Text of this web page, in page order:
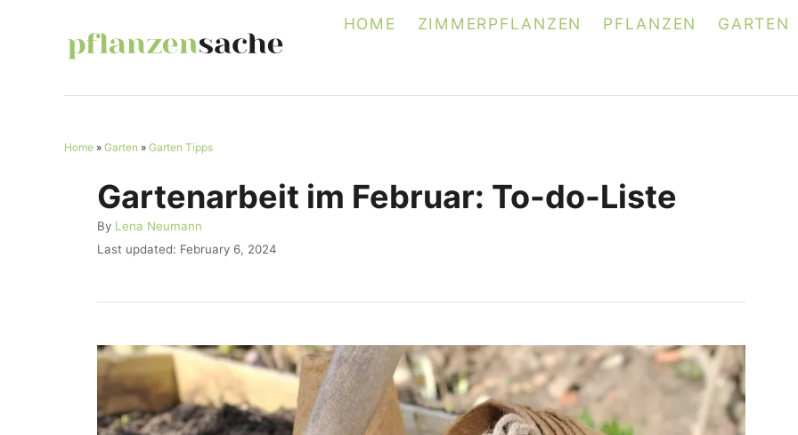
HOME ZIMMERPFLANZEN PFLANZEN GARTEN
Home » Garten » Garten Tipps
Gartenarbeit im Februar: To-do-Liste
By A
u
o
Lena Neumann
P
t
o
n
Last updated: February 6, 2024